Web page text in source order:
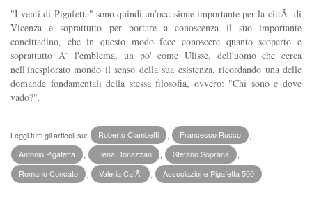
"I venti di Pigafetta" sono quindi un'occasione importante per la cittÃ di
Vicenza e soprattutto per portare a conoscenza il suo importante
concittadino, che in questo modo fece conoscere quanto scoperto e
soprattutto Ã¨ l'emblema, un po' come Ulisse, dell'uomo che cerca
nell'inesplorato mondo il senso della sua esistenza, ricordando una delle
domande fondamentali della stessa filosofia, ovvero: "Chi sono e dove
vado?".
Leggi tutti gli articoli su: Roberto Ciambetti Francesco Rucco
Antonio Pigafetta
Elena Donazzan Stefano Soprana
Romano Concato
Valeria CafÃ Associazione Pigafetta 500